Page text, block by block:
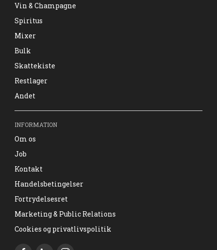
Vin & Champagne
Spiritus
Mixer
Bulk
Skattekiste
Restlager
Andet
INFORMATION
Om os
Job
Kontakt
Handelsbetingelser
Fortrydelsesret
Marketing & Public Relations
Cookies og privatlivspolitik